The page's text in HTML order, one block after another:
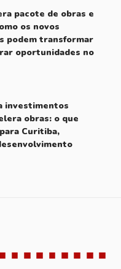
pacote de obras e
os novos
podem transformar
oportunidades no
investimentos
obras: o que
Curitiba,